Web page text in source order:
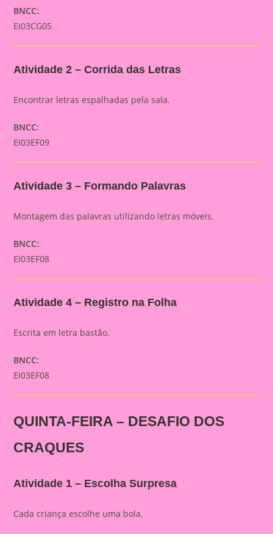
BNCC:
EI03CG05
Atividade 2 – Corrida das Letras
Encontrar letras espalhadas pela sala.
BNCC:
EI03EF09
Atividade 3 – Formando Palavras
Montagem das palavras utilizando letras móveis.
BNCC:
EI03EF08
Atividade 4 – Registro na Folha
Escrita em letra bastão.
BNCC:
EI03EF08
QUINTA-FEIRA – DESAFIO DOS
CRAQUES
Atividade 1 – Escolha Surpresa
Cada criança escolhe uma bola.